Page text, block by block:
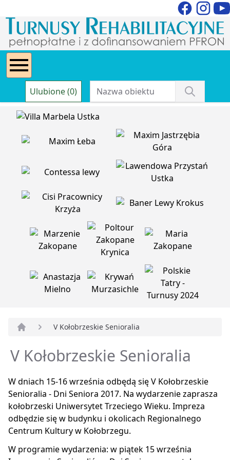
Ulubione (0)
V Kołobrzeskie Senioralia
V Kołobrzeskie Senioralia
W dniach 15-16 września odbędą się V Kołobrzeskie
Senioralia - Dni Seniora 2017. Na wydarzenie zaprasza
kołobrzeski Uniwersytet Trzeciego Wieku. Impreza
odbędzie się w budynku i okolicach Regionalnego
Centrum Kultury w Kołobrzegu.
W programie wydarzenia: w piątek 15 września